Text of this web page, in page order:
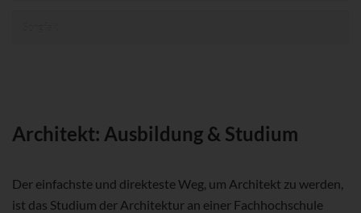
Architekt: Ausbildung & Studium
Der einfachste und direkteste Weg, um Architekt zu werden,
ist das Studium der Architektur an einer Fachhochschule